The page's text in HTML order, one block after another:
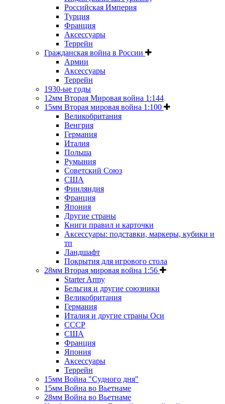
Российская Империя
Турция
Франция
Аксессуары
Террейн
Гражданская война в России
Армии
Аксессуары
Террейн
1930-ые годы
12мм Вторая Мировая война 1:144
15мм Вторая мировая война 1:100
Великобритания
Венгрия
Германия
Италия
Польша
Румыния
Советский Союз
США
Финляндия
Франция
Япония
Другие страны
Книги правил и карточки
Аксессуары: подставки, маркеры, кубики и
тп
Ландшафт
Покрытия для игрового стола
28мм Вторая мировая война 1:56
Starter Army
Бельгия и другие союзники
Великобритания
Германия
Италия и другие страны Оси
СССР
США
Франция
Япония
Аксессуары
Террейн
15мм Война "Судного дня"
15мм Война во Вьетнаме
28мм Война во Вьетнаме